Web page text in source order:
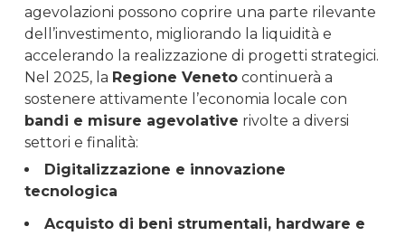
agevolazioni possono coprire una parte rilevante
dell’investimento, migliorando la liquidità e
accelerando la realizzazione di progetti strategici.
Nel 2025, la Regione Venetocontinuerà a
sostenere attivamente l’economia locale con
bandi e misure agevolative rivolte a diversi
settori e finalità:
Digitalizzazione e innovazione
tecnologica
Acquisto di beni strumentali, hardware e